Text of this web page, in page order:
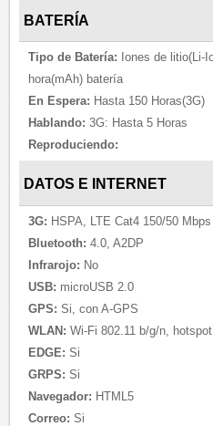
BATERÍA
Tipo de Batería: Iones de litio(Li-
hora(mAh) batería
En Espera: Hasta 150 Horas(3G)
Hablando: 3G: Hasta 5 Horas
Reproduciendo:
DATOS E INTERNET
3G: HSPA, LTE Cat4 150/50 Mbps
Bluetooth: 4.0, A2DP
Infrarojo: No
USB: microUSB 2.0
GPS: Si, con A-GPS
WLAN: Wi-Fi 802.11 b/g/n, hotspot
EDGE: Si
GRPS: Si
Navegador: HTML5
Correo: Si